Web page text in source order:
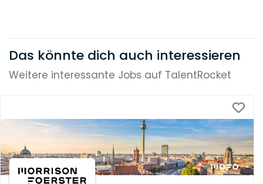
Das könnte dich auch interessieren
Weitere interessante Jobs auf TalentRocket